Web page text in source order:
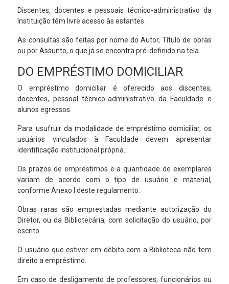
Discentes, docentes e pessoais técnico-administrativo da
Instituição têm livre acesso às estantes.
As consultas são feitas por nome do Autor, Título de obras
ou por Assunto, o que já se encontra pré-definido na tela.
DO EMPRÉSTIMO DOMICILIAR
O empréstimo domiciliar é oferecido aos discentes,
docentes, pessoal técnico-administrativo da Faculdade e
alunos egressos.
Para usufruir da modalidade de empréstimo domiciliar, os
usuários vinculados à Faculdade devem apresentar
identificação institucional própria.
Os prazos de empréstimos e a quantidade de exemplares
variam de acordo com o tipo de usuário e material,
conforme Anexo I deste regulamento.
Obras raras são emprestadas mediante autorização do
Diretor, ou da Bibliotecária, com solicitação do usuário, por
escrito.
O usuário que estiver em débito com a Biblioteca não tem
direito a empréstimo.
Em caso de desligamento de professores, funcionários ou